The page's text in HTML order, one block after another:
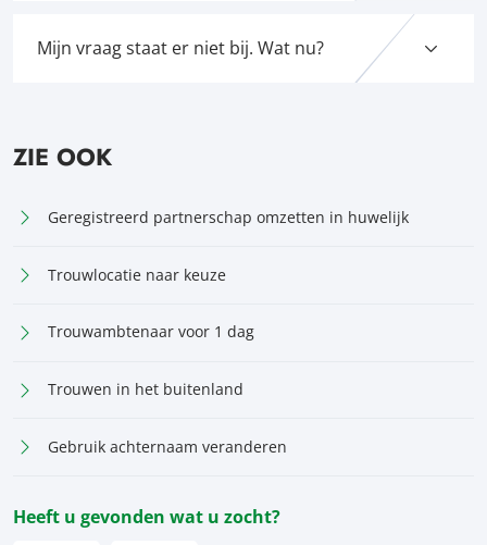
Mijn vraag staat er niet bij. Wat nu?
ZIE OOK
Geregistreerd partnerschap omzetten in huwelijk
Trouwlocatie naar keuze
Trouwambtenaar voor 1 dag
Trouwen in het buitenland
Gebruik achternaam veranderen
Heeft u gevonden wat u zocht?